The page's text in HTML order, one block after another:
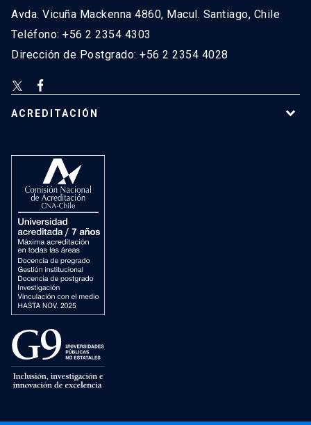
Avda. Vicuña Mackenna 4860, Macul. Santiago, Chile
Teléfono: +56 2 2354 4303
Dirección de Postgrado: +56 2 2354 4028
ACREDITACIÓN